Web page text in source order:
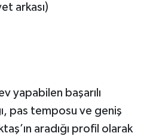
arkası)
yapabilen başarılı
pas temposu ve geniş
aradığı profil olarak